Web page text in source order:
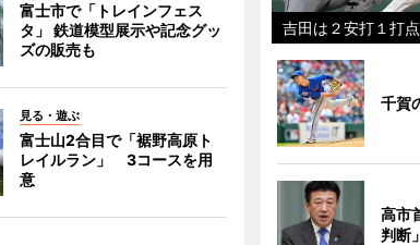
富士市で「トレインフェス
タ」 鉄道模型展示や記念グッ
ズの販売も
見る・遊ぶ
富士山2合目で「裾野高原ト
レイルラン」 3コースを用
意
吉田は２安打１打
千賀
高市
判断」